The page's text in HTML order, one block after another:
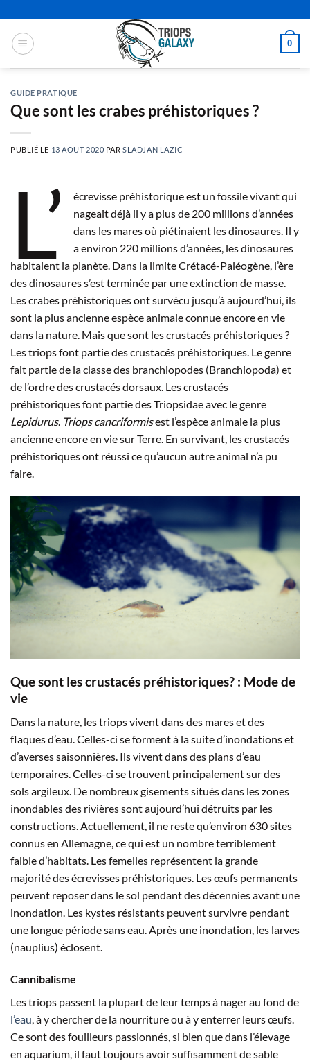
contenu
0
GUIDE PRATIQUE
Que sont les crabes préhistoriques ?
PUBLIÉ LE 13 AOÛT 2020 PARSLADJAN LAZIC
L’
écrevisse préhistorique est un fossile vivant qui
nageait déjà il y a plus de 200 millions d’années
dans les mares où piétinaient les dinosaures. Il y
a environ 220 millions d’années, les dinosaures
habitaient la planète. Dans la limite Crétacé-Paléogène, l’ère
des dinosaures s’est terminée par une extinction de masse.
Les crabes préhistoriques ont survécu jusqu’à aujourd’hui, ils
sont la plus ancienne espèce animale connue encore en vie
dans la nature. Mais que sont les crustacés préhistoriques ?
Les triops font partie des crustacés préhistoriques. Le genre
fait partie de la classe des branchiopodes (Branchiopoda) et
de l’ordre des crustacés dorsaux. Les crustacés
préhistoriques font partie des Triopsidae avec le genre
Lepidurus. Triops cancriformisest l’espèce animale la plus
ancienne encore en vie sur Terre. En survivant, les crustacés
préhistoriques ont réussi ce qu’aucun autre animal n’a pu
faire.
Que sont les crustacés préhistoriques? : Mode de
vie
Dans la nature, les triops vivent dans des mares et des
flaques d’eau. Celles-ci se forment à la suite d’inondations et
d’averses saisonnières. Ils vivent dans des plans d’eau
temporaires. Celles-ci se trouvent principalement sur des
sols argileux. De nombreux gisements situés dans les zones
inondables des rivières sont aujourd’hui détruits par les
constructions. Actuellement, il ne reste qu’environ 630 sites
connus en Allemagne, ce qui est un nombre terriblement
faible d’habitats. Les femelles représentent la grande
majorité des écrevisses préhistoriques. Les œufs permanents
peuvent reposer dans le sol pendant des décennies avant une
inondation. Les kystes résistants peuvent survivre pendant
une longue période sans eau. Après une inondation, les larves
(nauplius) éclosent.
Cannibalisme
Les triops passent la plupart de leur temps à nager au fond de
l’eau, à y chercher de la nourriture ou à y enterrer leurs œufs.
Ce sont des fouilleurs passionnés, si bien que dans l’élevage
en aquarium, il faut toujours avoir suffisamment de sable